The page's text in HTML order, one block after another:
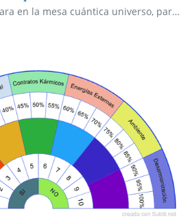
Este biometro, se utilizara en la mesa cuántica universo, para la activación de la energía de los planetas en cuestión.